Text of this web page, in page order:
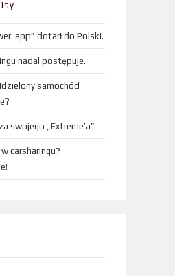
app” dotarł do Polski.
nadal postępuje.
samochód
swojego „Extreme’a”
carsharingu?